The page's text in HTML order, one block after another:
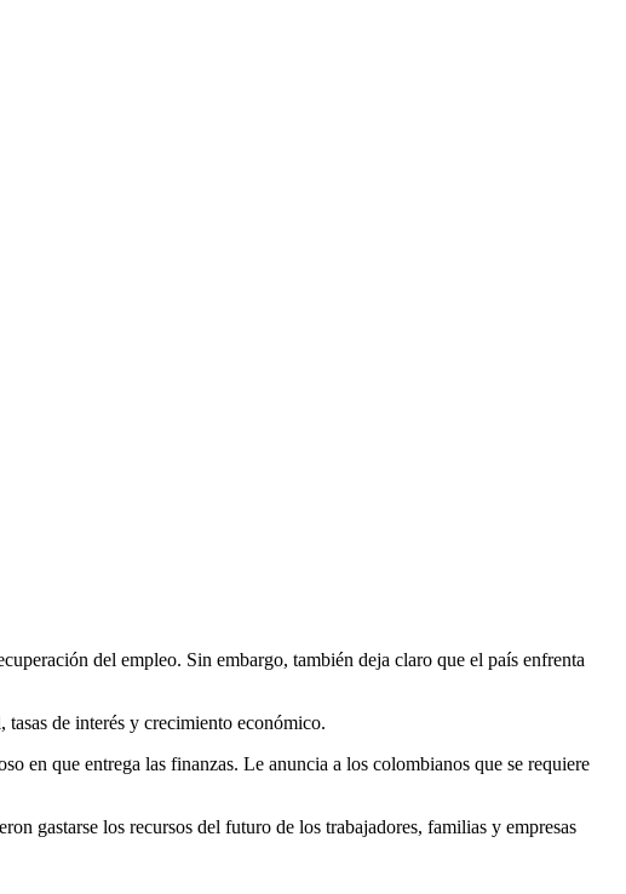
del empleo. Sin embargo, también deja claro que el país enfrenta
de interés y crecimiento económico.
en que entrega las finanzas. Le anuncia a los colombianos que se requiere
gastarse los recursos del futuro de los trabajadores, familias y empresas